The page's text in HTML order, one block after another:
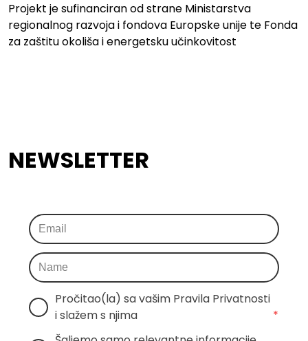
Projekt je sufinanciran od strane Ministarstva
regionalnog razvoja i fondova Europske unije te Fonda
za zaštitu okoliša i energetsku učinkovitost
NEWSLETTER
Pročitao(la) sa vašim Pravila Privatnosti
i slažem s njima
*